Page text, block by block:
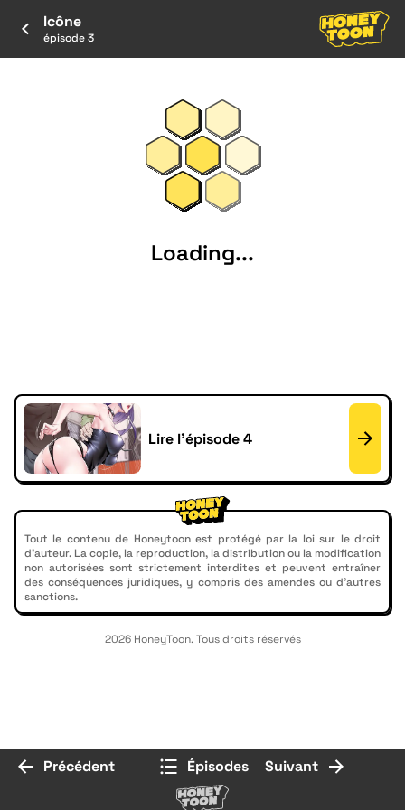
Icône
épisode 3
Loading...
Lire l'épisode 4
Tout le contenu de Honeytoon est protégé par la loi sur le droit
d'auteur. La copie, la reproduction, la distribution ou la modification
non autorisées sont strictement interdites et peuvent entraîner
des conséquences juridiques, y compris des amendes ou d'autres
sanctions.
2026 HoneyToon. Tous droits réservés
Précédent Épisodes Suivant